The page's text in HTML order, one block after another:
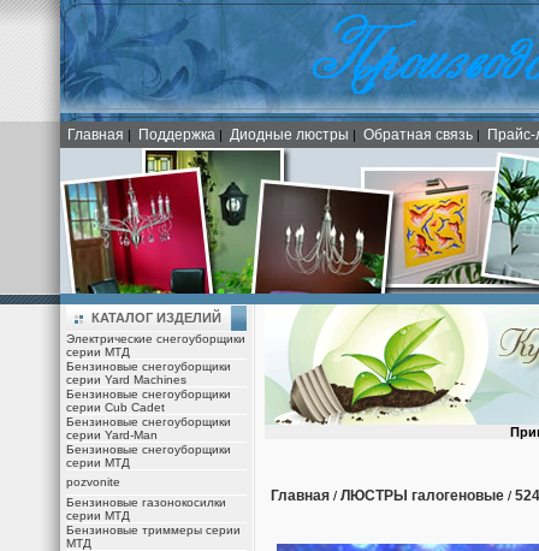
Главная | Поддержка | Диодные люстры | Обратная связь | Прайс-
КАТАЛОГ ИЗДЕЛИЙ
Электрические снегоуборщики
серии МТД
Бензиновые снегоуборщики
серии Yard Machines
Бензиновые снегоуборщики
серии Cub Cadet
Бензиновые снегоуборщики
серии Yard-Man
Бензиновые снегоуборщики
серии МТД
pozvonite
Бензиновые газонокосилки
серии МТД
Бензиновые триммеры серии
МТД
Главная / ЛЮСТРЫ галогеновые /